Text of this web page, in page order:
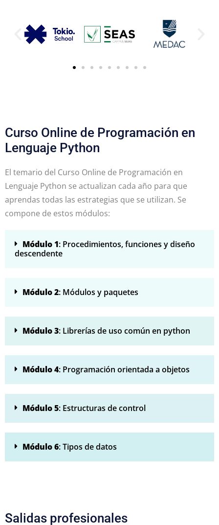
Curso Online de Programación en
Lenguaje Python
El temario del Curso Online de Programación en
Lenguaje Python se actualizan cada año para que
aprendas todas las estrategias que se utilizan. Se
compone de estos módulos:
Módulo 1: Procedimientos, funciones y diseño
descendente
Módulo 2: Módulos y paquetes
Módulo 3: Librerías de uso común en python
Módulo 4: Programación orientada a objetos
Módulo 5: Estructuras de control
Módulo 6: Tipos de datos
Salidas profesionales